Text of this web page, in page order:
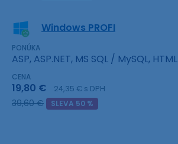
Windows PROFI
PONÚKA
ASP, ASP.NET, MS SQL / MySQL, HTML
CENA
19,80 € 24,35 € s DPH
39,60 € SLEVA 50 %